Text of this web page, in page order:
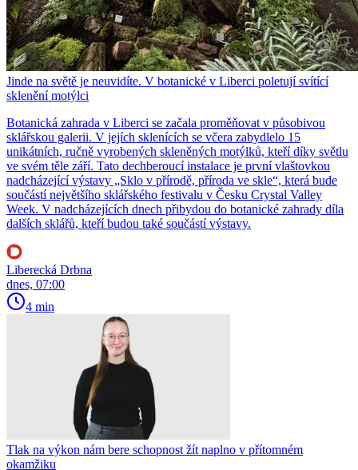
Jinde na světě je neuvidíte. V botanické v Liberci poletují svítící
sklenění motýlci
Botanická zahrada v Liberci se začala proměňovat v působivou
sklářskou galerii. V jejích sklenících se včera zabydlelo 15
unikátních, ručně vyrobených skleněných motýlků, kteří díky světlu
ve svém těle září. Tato dechberoucí instalace je první vlaštovkou
nadcházející výstavy „Sklo v přírodě, příroda ve skle“, která bude
součástí největšího sklářského festivalu v Česku Crystal Valley
Week. V nadcházejících dnech přibydou do botanické zahrady díla
dalších sklářů, kteří budou také součástí výstavy.
Liberecká Drbna
dnes, 07:00
4 min
Tlak na výkon nám bere schopnost žít naplno v přítomném
okamžiku